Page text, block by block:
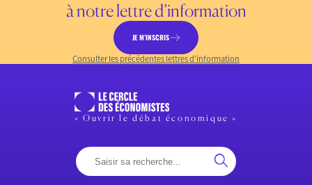
à notre lettre d’information
JE M’INSCRIS
Consulter les précédentes lettres d’information
« Ouvrir le débat économique »